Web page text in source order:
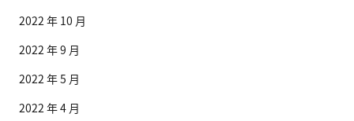
2022 年 10 月
2022 年 9 月
2022 年 5 月
2022 年 4 月